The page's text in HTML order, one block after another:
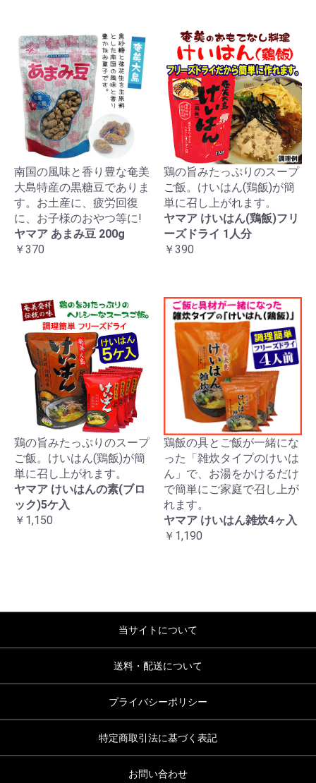
南国の風味と香り豊な奄美
大島特産の黒糖豆でありま
す。お土産に、疲労回復
に、お子様のおやつ等に!
ヤマア あまみ豆 200g
￥370
鶏の旨みたっぷりのスープ
ご飯。けいはん(鶏飯)が簡
単に召し上がれます。
ヤマア けいはん(鶏飯)フリ
ーズドライ 1人分
￥390
鶏の旨みたっぷりのスープ
ご飯。けいはん(鶏飯)が簡
単に召し上がれます。
ヤマア けいはんの素(ブロ
ック)5ケ入
￥1,150
鶏飯の具とご飯が一緒にな
った「雑炊タイプのけいは
ん」で、お湯をかけるだけ
で簡単にご家庭で召し上が
れます。
ヤマア けいはん雑炊4ヶ入
￥1,190
当サイトについて
送料・配送について
プライバシーポリシー
特定商取引法に基づく表記
お問い合わせ